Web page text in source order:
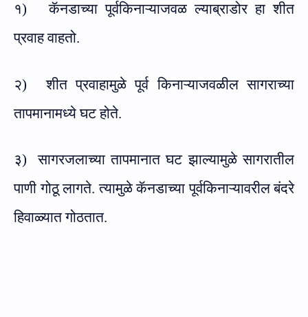
१)
कॅनडाच्या पूर्वकिनाऱ्याजवळ ल्याब्राडोर हा शीत
प्रवाह वाहतो.
२)
शीत प्रवाहामुळे पूर्व किनाऱ्याजवळील सागराच्या
तापमानामध्ये घट होते.
३)
सागरजलाच्या तापमानात घट झाल्यामुळे सागरातील
पाणी गोठू लागते. त्यामुळे कॅनडाच्या पूर्वकिनाऱ्यावरील बंदरे
हिवाळ्यात गोठतात.